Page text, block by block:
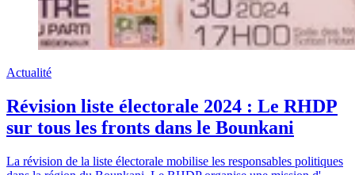
Actualité
Révision liste électorale 2024 : Le RHDP
sur tous les fronts dans le Bounkani
La révision de la liste électorale mobilise les responsables politiques